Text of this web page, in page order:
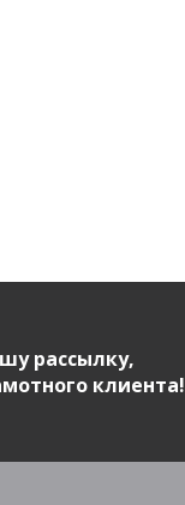
рассылку,
клиента!